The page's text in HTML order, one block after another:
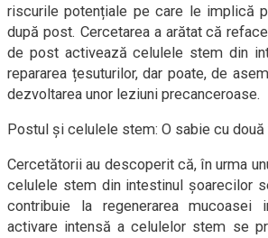
riscurile potențiale pe care le implică
după post. Cercetarea a arătat că
de post activează celulele stem din
repararea țesuturilor, dar poate, de
dezvoltarea unor leziuni precanceroase.
Postul și celulele stem: O sabie cu
Cercetătorii au descoperit că, în urma
celulele stem din intestinul șoarecilor
contribuie la regenerarea mucoasei
activare intensă a celulelor stem se